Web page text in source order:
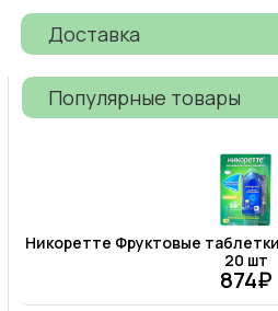
Доставка
Популярные товары
Никоретте Фруктовые таблетки для рассасывания 4 мг,
20 шт
874₽